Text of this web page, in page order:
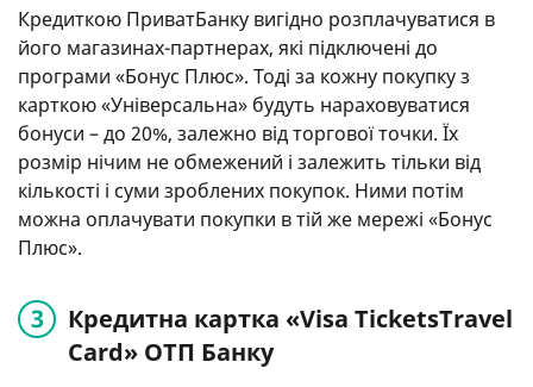
Кредиткою ПриватБанку вигідно розплачуватися в
його магазинах-партнерах, які підключені до
програми «Бонус Плюс». Тоді за кожну покупку з
карткою «Універсальна» будуть нараховуватися
бонуси – до 20%, залежно від торгової точки. Їх
розмір нічим не обмежений і залежить тільки від
кількості і суми зроблених покупок. Ними потім
можна оплачувати покупки в тій же мережі «Бонус
Плюс».
Кредитна картка «Visa TicketsTravel
Card» ОТП Банку